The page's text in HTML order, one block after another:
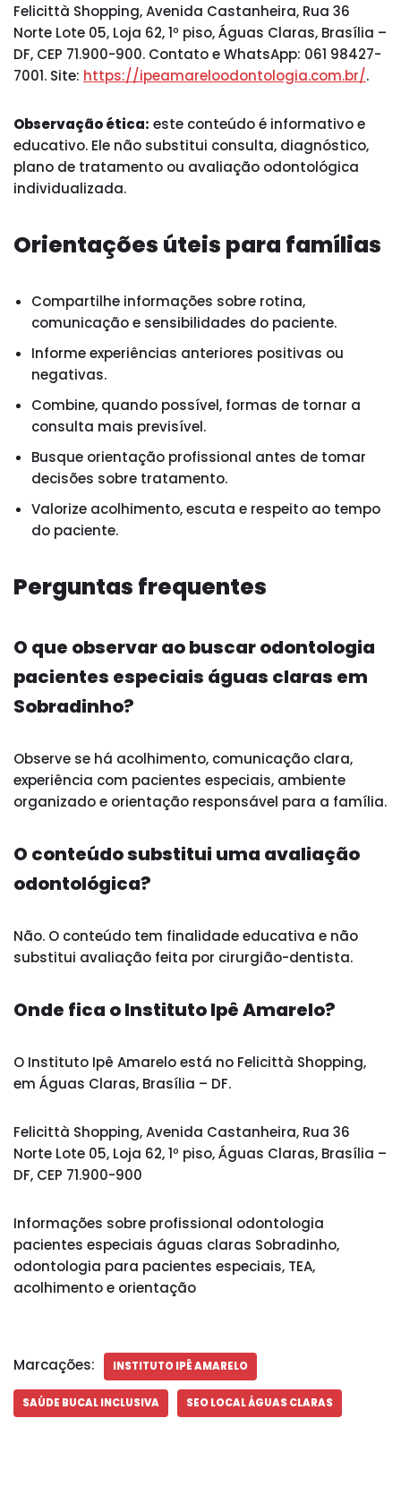
Felicittà Shopping, Avenida Castanheira, Rua 36
Norte Lote 05, Loja 62, 1º piso, Águas Claras, Brasília –
DF, CEP 71.900-900. Contato e WhatsApp: 061 98427-
7001. Site: https://ipeamareloodontologia.com.br/.
Observação ética: este conteúdo é informativo e
educativo. Ele não substitui consulta, diagnóstico,
plano de tratamento ou avaliação odontológica
individualizada.
Orientações úteis para famílias
Compartilhe informações sobre rotina,
comunicação e sensibilidades do paciente.
Informe experiências anteriores positivas ou
negativas.
Combine, quando possível, formas de tornar a
consulta mais previsível.
Busque orientação profissional antes de tomar
decisões sobre tratamento.
Valorize acolhimento, escuta e respeito ao tempo
do paciente.
Perguntas frequentes
O que observar ao buscar odontologia
pacientes especiais águas claras em
Sobradinho?
Observe se há acolhimento, comunicação clara,
experiência com pacientes especiais, ambiente
organizado e orientação responsável para a família.
O conteúdo substitui uma avaliação
odontológica?
Não. O conteúdo tem finalidade educativa e não
substitui avaliação feita por cirurgião-dentista.
Onde fica o Instituto Ipê Amarelo?
O Instituto Ipê Amarelo está no Felicittà Shopping,
em Águas Claras, Brasília – DF.
Felicittà Shopping, Avenida Castanheira, Rua 36
Norte Lote 05, Loja 62, 1º piso, Águas Claras, Brasília –
DF, CEP 71.900-900
Informações sobre profissional odontologia
pacientes especiais águas claras Sobradinho,
odontologia para pacientes especiais, TEA,
acolhimento e orientação
Marcações: INSTITUTO IPÊ AMARELO
SAÚDE BUCAL INCLUSIVA SEO LOCAL ÁGUAS CLARAS